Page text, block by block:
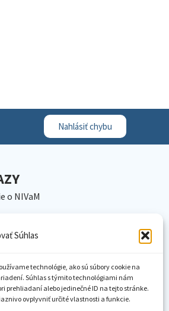
Súhlas
technológie, ako sú súbory cookie na
Súhlas s týmito technológiami nám
prehliadaní alebo jedinečné ID na tejto stránke.
ovplyvniť určité vlastnosti a funkcie.
Nahlásiť chybu
o NIVaM